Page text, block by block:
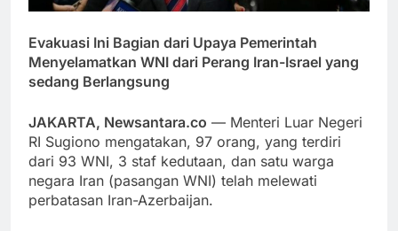
Evakuasi Ini Bagian dari Upaya Pemerintah
Menyelamatkan WNI dari Perang Iran-Israel yang
sedang Berlangsung
JAKARTA, Newsantara.co — Menteri Luar Negeri
RI Sugiono mengatakan, 97 orang, yang terdiri
dari 93 WNI, 3 staf kedutaan, dan satu warga
negara Iran (pasangan WNI) telah melewati
perbatasan Iran-Azerbaijan.